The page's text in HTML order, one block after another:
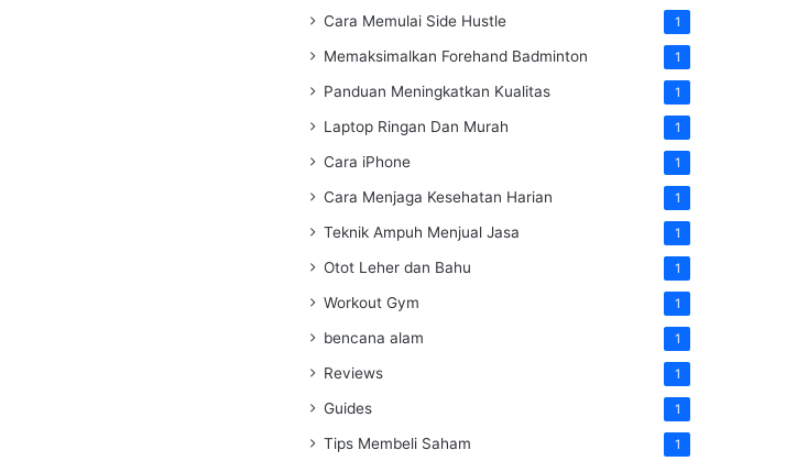
Cara Memulai Side Hustle 1
Memaksimalkan Forehand Badminton 1
Panduan Meningkatkan Kualitas 1
Laptop Ringan Dan Murah 1
Cara iPhone 1
Cara Menjaga Kesehatan Harian 1
Teknik Ampuh Menjual Jasa 1
Otot Leher dan Bahu 1
Workout Gym 1
bencana alam 1
Reviews 1
Guides 1
Tips Membeli Saham 1